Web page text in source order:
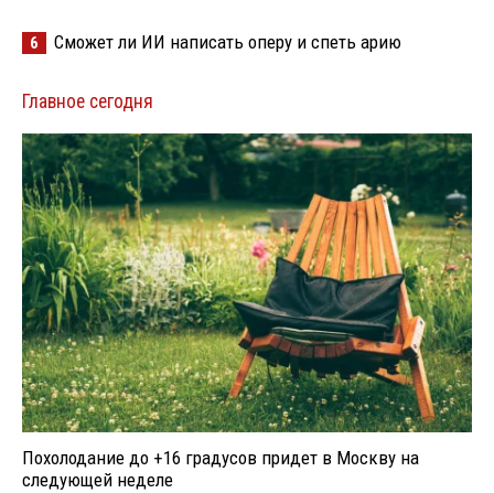
6 Сможет ли ИИ написать оперу и спеть арию
Главное сегодня
Похолодание до +16 градусов придет в Москву на
следующей неделе